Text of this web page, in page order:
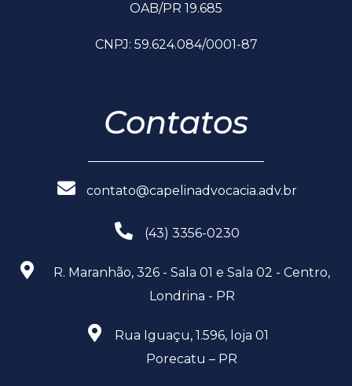
OAB/PR 19.685
CNPJ: 59.624.084/0001-87
Contatos
contato@capelinadvocacia.adv.br
(43) 3356-0230
R. Maranhão, 326 - Sala 01 e Sala 02 - Centro,
Londrina - PR
Rua Iguaçu, 1.596, loja 01
Porecatu – PR